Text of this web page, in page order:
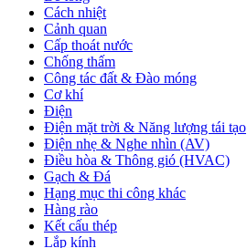
Cách nhiệt
Cảnh quan
Cấp thoát nước
Chống thấm
Công tác đất & Đào móng
Cơ khí
Điện
Điện mặt trời & Năng lượng tái tạo
Điện nhẹ & Nghe nhìn (AV)
Điều hòa & Thông gió (HVAC)
Gạch & Đá
Hạng mục thi công khác
Hàng rào
Kết cấu thép
Lắp kính